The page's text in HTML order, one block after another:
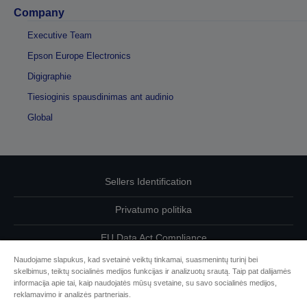
Company
Executive Team
Epson Europe Electronics
Digigraphie
Tiesioginis spausdinimas ant audinio
Global
Sellers Identification
Privatumo politika
EU Data Act Compliance
Susisiekite su mumis dėl savo duomenų
Cookie Information
Naudojame slapukus, kad svetainė veiktų tinkamai, suasmenintų turinį bei
skelbimus, teiktų socialinės medijos funkcijas ir analizuotų srautą. Taip pat dalijamės
informacija apie tai, kaip naudojatės mūsų svetaine, su savo socialinės medijos,
reklamavimo ir analizės partneriais.